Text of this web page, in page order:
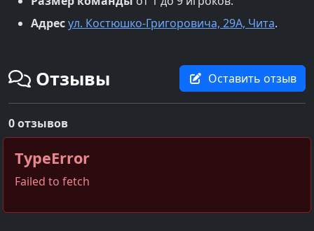
Адресул. Костюшко-Григоровича, 29А, Чита.
Отзывы Оставить отзыв
0 отзывов
TypeError
Failed to fetch